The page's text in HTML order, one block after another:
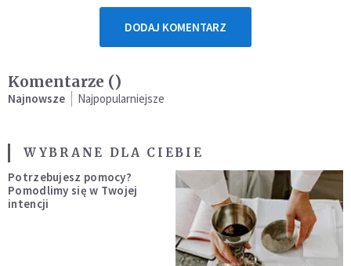
DODAJ KOMENTARZ
Komentarze ()
Najnowsze Najpopularniejsze
WYBRANE DLA CIEBIE
Potrzebujesz pomocy?
Pomodlimy się w Twojej
intencji